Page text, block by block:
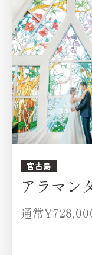
宮古島
アラマン
通常